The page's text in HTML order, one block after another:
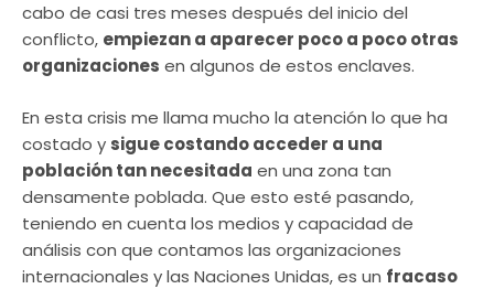
cabo de casi tres meses después del inicio del
conflicto, empiezan a aparecer poco a poco otras
organizaciones en algunos de estos enclaves.
En esta crisis me llama mucho la atención lo que ha
costado y sigue costando acceder a una
población tan necesitada en una zona tan
densamente poblada. Que esto esté pasando,
teniendo en cuenta los medios y capacidad de
análisis con que contamos las organizaciones
internacionales y las Naciones Unidas, es un fracaso